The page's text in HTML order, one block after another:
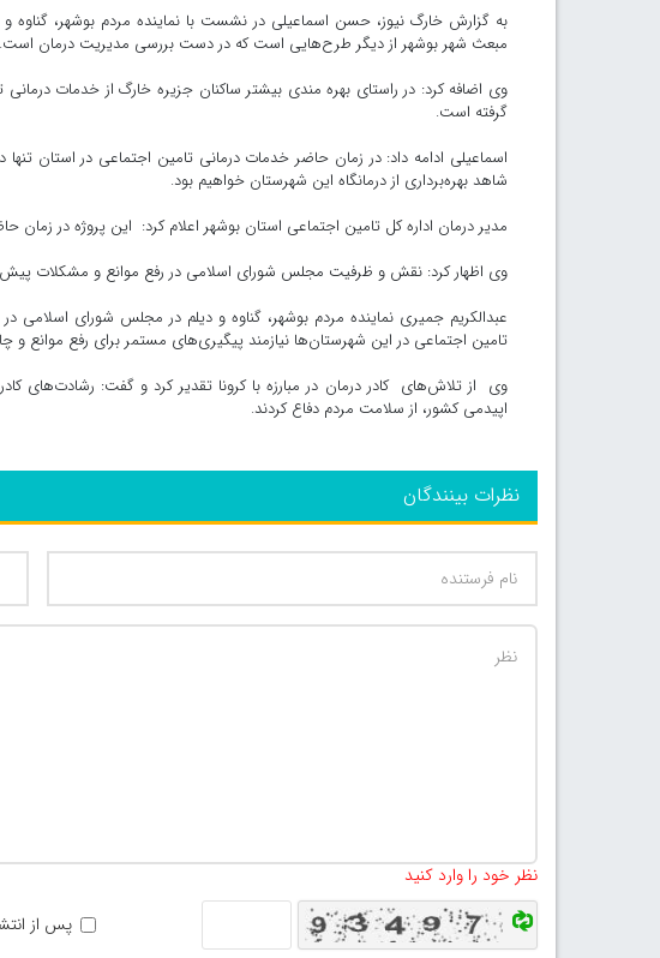
به گزارش خارگ نیوز، حسن اسماعیلی در نشست با نماینده مردم بوشهر،
مبعث شهر بوشهر از دیگر طرح‌هایی است که در دست بررسی مدیریت درمان است.
وی اضافه کرد: در راستای بهره مندی بیشتر ساکنان جزیره خارگ از خدمات
گرفته است.
اسماعیلی ادامه داد: در زمان حاضر خدمات درمانی تامین اجتماعی در استان
شاهد بهره‌برداری از درمانگاه این شهرستان خواهیم بود.
مدیر درمان اداره کل تامین اجتماعی استان بوشهر اعلام کرد: این پروژه در زمان حاضر ۳۹ درصد پیشرفت فیزیکی
وی اظهار کرد: نقش و ظرفیت مجلس شورای اسلامی در رفع موانع و مشکلات پیش
عبدالکریم جمیری نماینده مردم بوشهر، گناوه و دیلم در مجلس شورای
تامین اجتماعی در این شهرستان‌ها نیازمند پیگیری‌های مستمر برای رفع موانع
اپیدمی کشور، از سلامت مردم دفاع کردند.
نظرات بینندگان
نظر خود را وارد کنید
پس از